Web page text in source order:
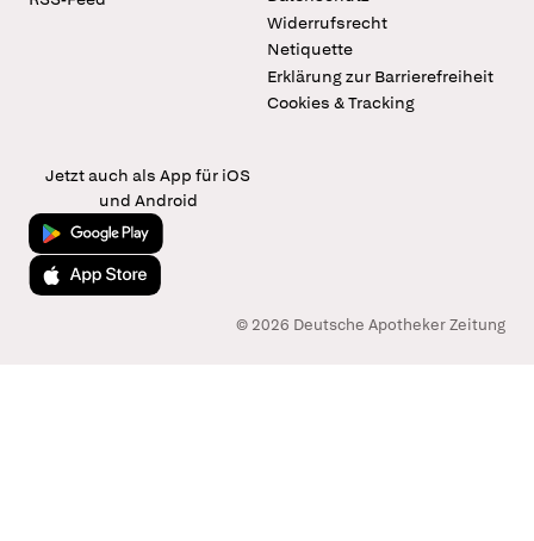
Widerrufsrecht
Netiquette
Erklärung zur Barrierefreiheit
Cookies & Tracking
Jetzt auch als App für iOS
und Android
Jetzt bei Google Play
Laden im App Store
© 2026 Deutsche Apotheker Zeitung